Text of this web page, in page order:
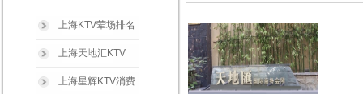
上海KTV荤场排名
上海天地汇KTV
上海星辉KTV消费